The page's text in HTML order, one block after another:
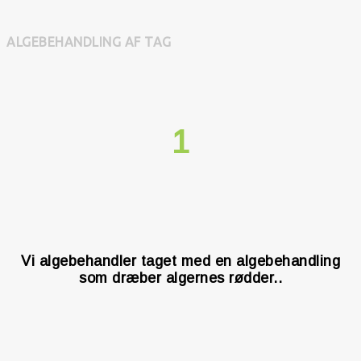
ALGEBEHANDLING AF TAG
1
Vi algebehandler taget med en algebehandling
som dræber algernes rødder..